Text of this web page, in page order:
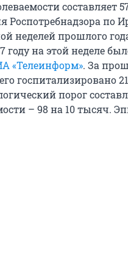
составляет
Роспотребнадзора по
неделей прошлого
году на этой неделе
«Телеинформ». За
госпитализировано
порог
– 98 на 10 тысяч.